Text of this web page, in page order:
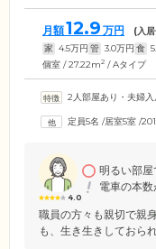
月額12.9 万円 (入
家 4.5万円 管 3.0万円 食
個室 / 27.22m2 / Aタイプ
2人部屋あり・夫婦
定員5名 /居室5室 /
4.0
明るい部
電車の本
職員の方々も親切で親
も、生き生きしておら